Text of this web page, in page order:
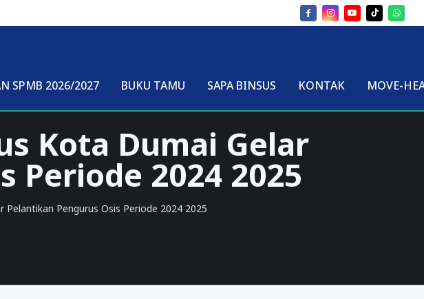
SPMB 2026/2027 BUKU TAMU SAPA BINSUS KONTAK MOVE-
Kota Dumai Gelar
Periode 2024 2025
Pengurus Osis Periode 2024 2025